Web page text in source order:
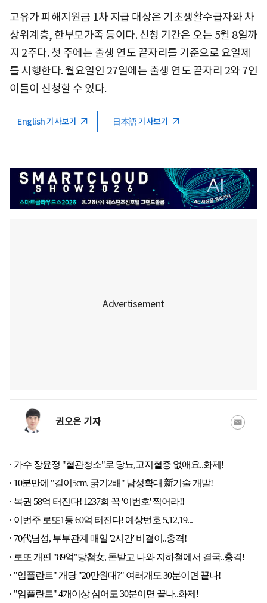
고유가 피해지원금 1차 지급 대상은 기초생활수급자와 차
상위계층, 한부모가족 등이다. 신청 기간은 오는 5월 8일까
지 2주다. 첫 주에는 출생 연도 끝자리를 기준으로 요일제
를 시행한다. 월요일인 27일에는 출생 연도 끝자리 2와 7인
이들이 신청할 수 있다.
English 기사보기 日本語 기사보기
권오은 기자